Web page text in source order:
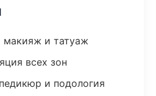
макияж и татуаж
всех зон
и подология